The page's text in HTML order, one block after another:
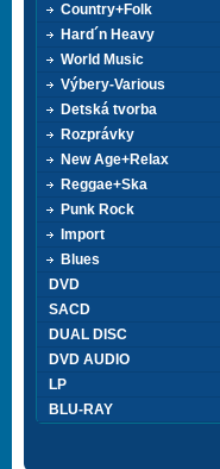
Country+Folk
Hard´n Heavy
World Music
Výbery-Various
Detská tvorba
Rozprávky
New Age+Relax
Reggae+Ska
Punk Rock
Import
Blues
DVD
SACD
DUAL DISC
DVD AUDIO
LP
BLU-RAY